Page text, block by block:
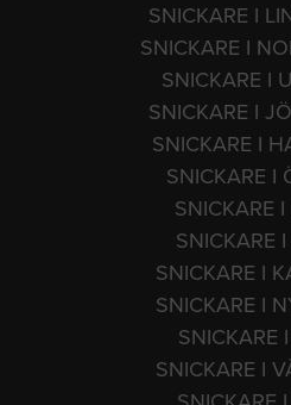
SNICKARE I
SNICKARE I
SNICKARE I
SNICKARE I
SNICKARE I
SNICKARE I
SNICKARE
SNICKARE
SNICKARE I
SNICKARE I
SNICKARE
SNICKARE I